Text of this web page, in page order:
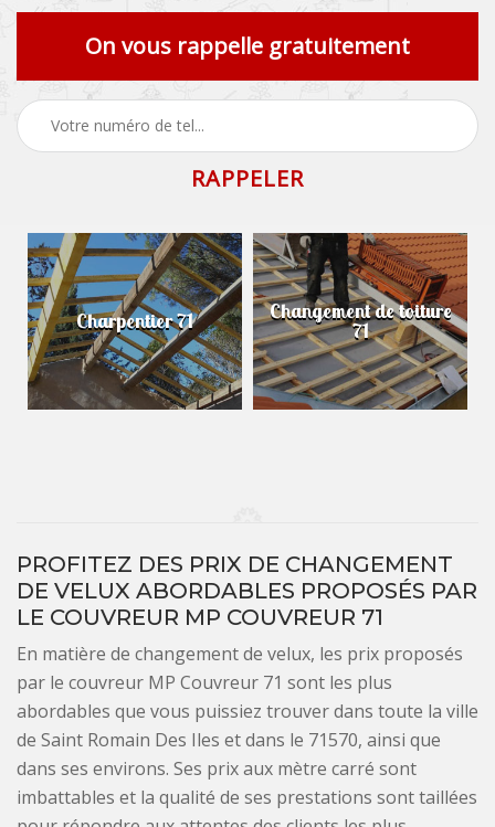
On vous rappelle gratuitement
Charpentier 71 Changement de toiture
71
PROFITEZ DES PRIX DE CHANGEMENT
DE VELUX ABORDABLES PROPOSÉS PAR
LE COUVREUR MP COUVREUR 71
En matière de changement de velux, les prix proposés
par le couvreur MP Couvreur 71 sont les plus
abordables que vous puissiez trouver dans toute la ville
de Saint Romain Des Iles et dans le 71570, ainsi que
dans ses environs. Ses prix aux mètre carré sont
imbattables et la qualité de ses prestations sont taillées